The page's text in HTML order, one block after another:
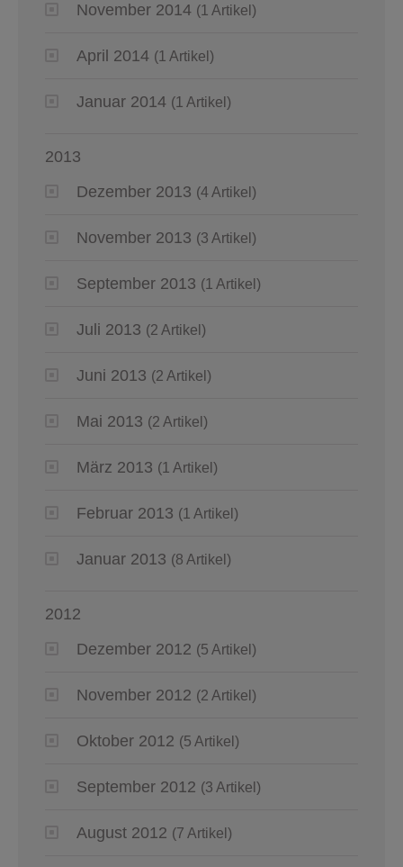
November 2014 (1 Artikel)
April 2014 (1 Artikel)
Januar 2014 (1 Artikel)
2013
Dezember 2013 (4 Artikel)
November 2013 (3 Artikel)
September 2013 (1 Artikel)
Juli 2013 (2 Artikel)
Juni 2013 (2 Artikel)
Mai 2013 (2 Artikel)
März 2013 (1 Artikel)
Februar 2013 (1 Artikel)
Januar 2013 (8 Artikel)
2012
Dezember 2012 (5 Artikel)
November 2012 (2 Artikel)
Oktober 2012 (5 Artikel)
September 2012 (3 Artikel)
August 2012 (7 Artikel)